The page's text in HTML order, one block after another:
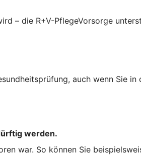
– die R+V-PflegeVorsorge
auch wenn Sie
werden.
war. So können Sie